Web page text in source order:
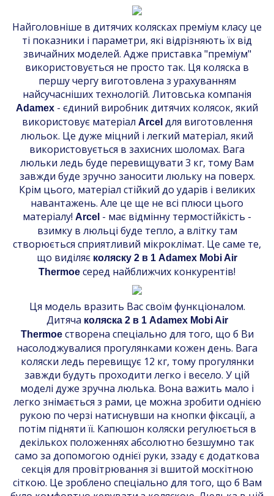
Найголовніше в дитячих колясках преміум класу це
ті показники і параметри, які відрізняють їх від
звичайних моделей. Адже приставка "преміум"
використовується не просто так. Ця коляска в
першу чергу виготовлена ​​з урахуванням
найсучасніших технологій. Литовська компанія
Adamex - єдиний виробник дитячих колясок, який
використовує матеріал Arcel для виготовлення
люльок. Це дуже міцний і легкий матеріал, який
використовується в захисних шоломах. Вага
люльки ледь буде перевищувати 3 кг, тому Вам
завжди буде зручно заносити люльку на поверх.
Крім цього, матеріал стійкий до ударів і великих
навантажень. Але це ще не всі плюси цього
матеріалу! Arcel - має відмінну термостійкість -
взимку в люльці буде тепло, а влітку там
створюється сприятливий мікроклімат. Це саме те,
що виділяє коляску 2 в 1 Adamex Mobi Air
Thermoe серед найближчих конкурентів!
Ця модель вразить Вас своїм функціоналом.
Дитяча коляска 2 в 1 Adamex Mobi Air
Thermoeстворена спеціально для того, що б Ви
насолоджувалися прогулянками кожен день. Вага
коляски ледь перевищує 12 кг, тому прогулянки
завжди будуть проходити легко і весело. У цій
моделі дуже зручна люлька. Вона важить мало і
легко знімається з рами, це можна зробити однією
рукою по черзі натиснувши на кнопки фіксації, а
потім підняти її. Капюшон коляски регулюється в
декількох положеннях абсолютно безшумно так
само за допомогою однієї руки, ззаду є додаткова
секція для провітрювання зі вшитой москітною
сіткою. Це зроблено спеціально для того, що б Вам